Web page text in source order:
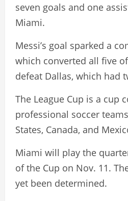
seven goals and one
Miami.
Messi’s goal sparked a
which converted all five
defeat Dallas, which had
The League Cup is a cup
professional soccer
States, Canada, and
Miami will play the
of the Cup on Nov. 11.
yet been determined.